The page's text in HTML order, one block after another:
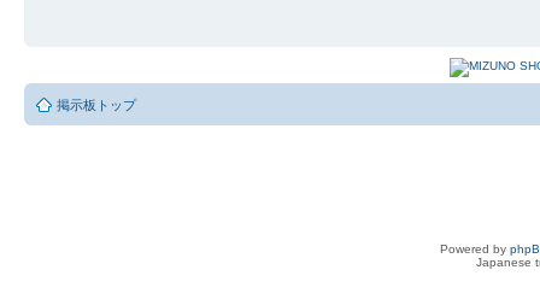
掲示板トップ
Powered by
Japanese